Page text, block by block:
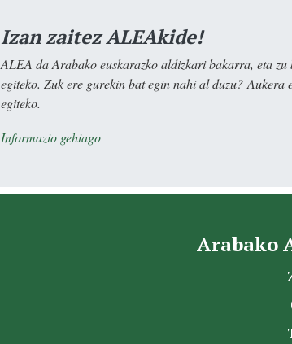
Izan zaitez ALEAkide!
ALEA da Arabako euskarazko aldizkari bakarra, eta
egiteko. Zuk ere gurekin bat egin nahi al duzu?
egiteko.
Informazio gehiago
Arabako